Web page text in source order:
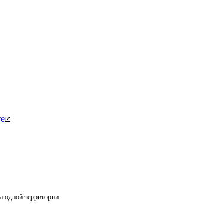
одной территории